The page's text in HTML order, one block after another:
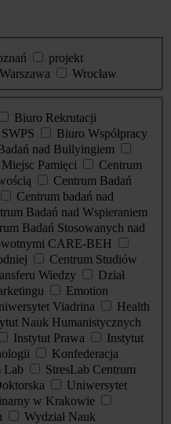
projekt
Warszawa
Wrocław
Biuro Rekrutacji
Biuro Współpracy
nad Bullyingiem
Pamięci
Centrum
Centrum Badań
Centrum badań nad
Badań nad Wspieraniem
Badań Stosowanych nad
CARE-BEH
Centrum Studiów
Wiedzy
Dział
Emotion
Viadrina
Health
Nauk Humanistycznych
Instytut Prawa
Instytut
Konfederacja
Lab
StresLab Centrum
Uniwersytet
w Krakowie
Wydział Nauk